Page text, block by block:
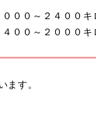
０００～２４００キ
００～２０００キ
ます。